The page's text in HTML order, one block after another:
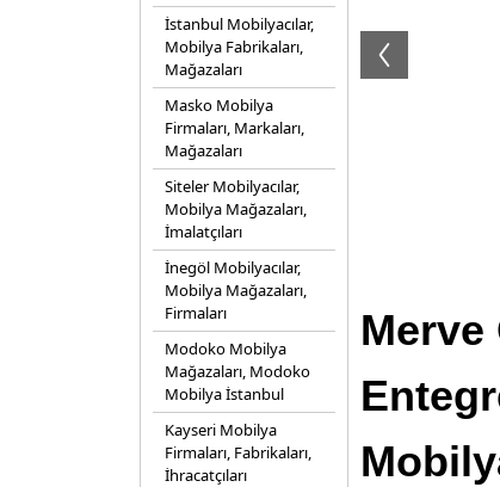
İstanbul Mobilyacılar,
Mobilya Fabrikaları,
Mağazaları
Masko Mobilya
Firmaları, Markaları,
Mağazaları
Siteler Mobilyacılar,
Mobilya Mağazaları,
İmalatçıları
İnegöl Mobilyacılar,
Mobilya Mağazaları,
Firmaları
Modoko Mobilya
Mağazaları, Modoko
Mobilya İstanbul
Kayseri Mobilya
Firmaları, Fabrikaları,
İhracatçıları